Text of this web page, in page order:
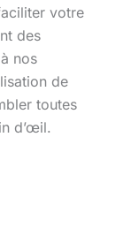
votre
des
nos
de
toutes
d’œil.